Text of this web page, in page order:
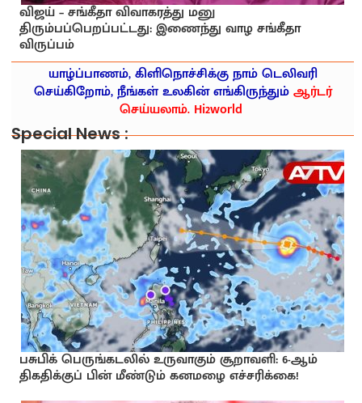
விஜய் – சங்கீதா விவாகரத்து மனு
திரும்பப்பெறப்பட்டது: இணைந்து வாழ சங்கீதா
விருப்பம்
யாழ்ப்பாணம், கிளிநொச்சிக்கு நாம் டெலிவரி
செய்கிறோம், நீங்கள் உலகின் எங்கிருந்தும்ஆர்டர்
செய்யலாம். Hi2world
Special News :
பசுபிக் பெருங்கடலில் உருவாகும் சூறாவளி: 6-ஆம்
திகதிக்குப் பின் மீண்டும் கனமழை எச்சரிக்கை!